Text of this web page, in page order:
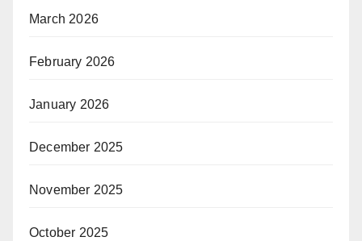
March 2026
February 2026
January 2026
December 2025
November 2025
October 2025